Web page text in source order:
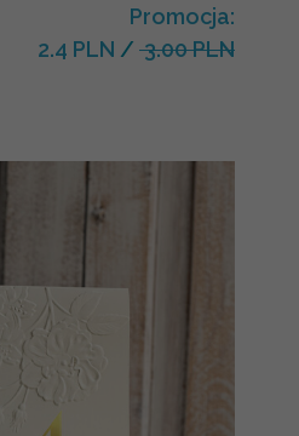
Promocja:
2.4 PLN / 3.00 PLN